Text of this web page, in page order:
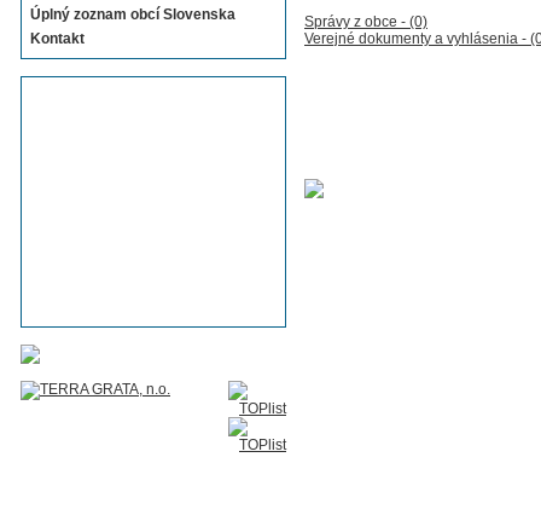
Úplný zoznam obcí Slovenska
Kontakt
Správy z obce - (0)
Verejné dokumenty a vyhlásenia -